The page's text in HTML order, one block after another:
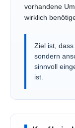
vorhandene
wirklich
Ziel ist,
sondern
sinnvoll
ist.